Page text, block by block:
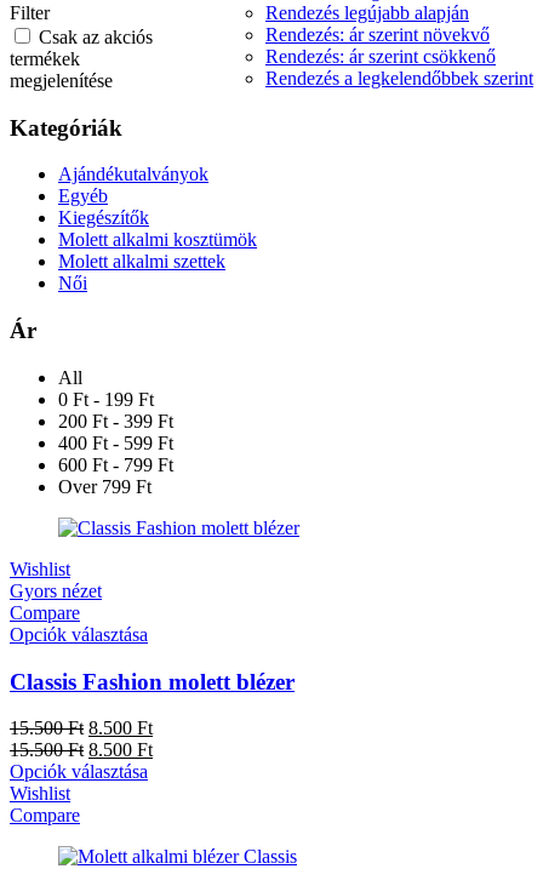
Rendezés legújabb alapján
Rendezés: ár szerint növekvő
Rendezés: ár szerint csökkenő
Rendezés a legkelendőbbek szerint
Filter
Csak az akciós
termékek
megjelenítése
Kategóriák
Ajándékutalványok
Egyéb
Kiegészítők
Molett alkalmi kosztümök
Molett alkalmi szettek
Női
Ár
All
0 Ft - 199 Ft
200 Ft - 399 Ft
400 Ft - 599 Ft
600 Ft - 799 Ft
Over 799 Ft
Wishlist
Gyors nézet
Compare
Opciók választása
Classis Fashion molett blézer
15.500Ft 8.500 Ft
15.500Ft 8.500 Ft
Opciók választása
Wishlist
Compare